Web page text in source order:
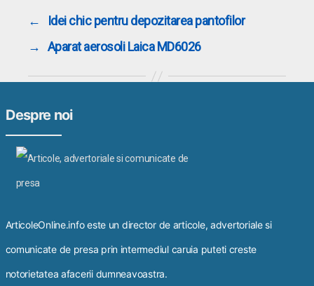
←
Idei chic pentru depozitarea pantofilor
→
Aparat aerosoli Laica MD6026
Despre noi
ArticoleOnline.info este un director de articole, advertoriale si
comunicate de presa prin intermediul caruia puteti creste
notorietatea afacerii dumneavoastra.